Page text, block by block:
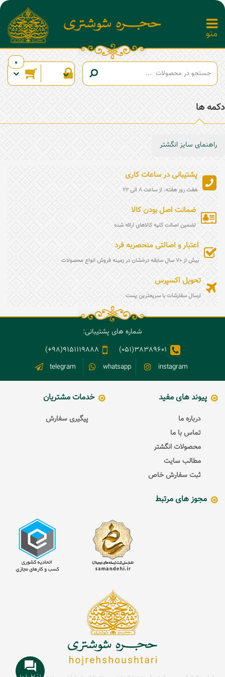
0
دکمه ها
راهنمای سایز انگشتر
پشتیبانی در ساعات کاری
هفت روز هفته، از ساعت 8 الی 22
ضمانت اصل بودن کالا
تضمین اصالت کلیه کالاهای ارائه شده
اعتبار و اصالتی منحصربه فرد
بیش از 70 سال سابقه درخشان در زمینه فروش انواع محصولات
تحویل اکسپرس
ارسال سفارشات با سریعترین پست
شماره های پشتیبانی:
38389601(051)
9151119888(98+)
instagram
whatsapp
telegram
پیوند های مفید
درباره ما
تماس با ما
محصولات انگشتر
مطالب سایت
ثبت سفارش خاص
خدمات مشتریان
پیگیری سفارش
مجوز های مرتبط